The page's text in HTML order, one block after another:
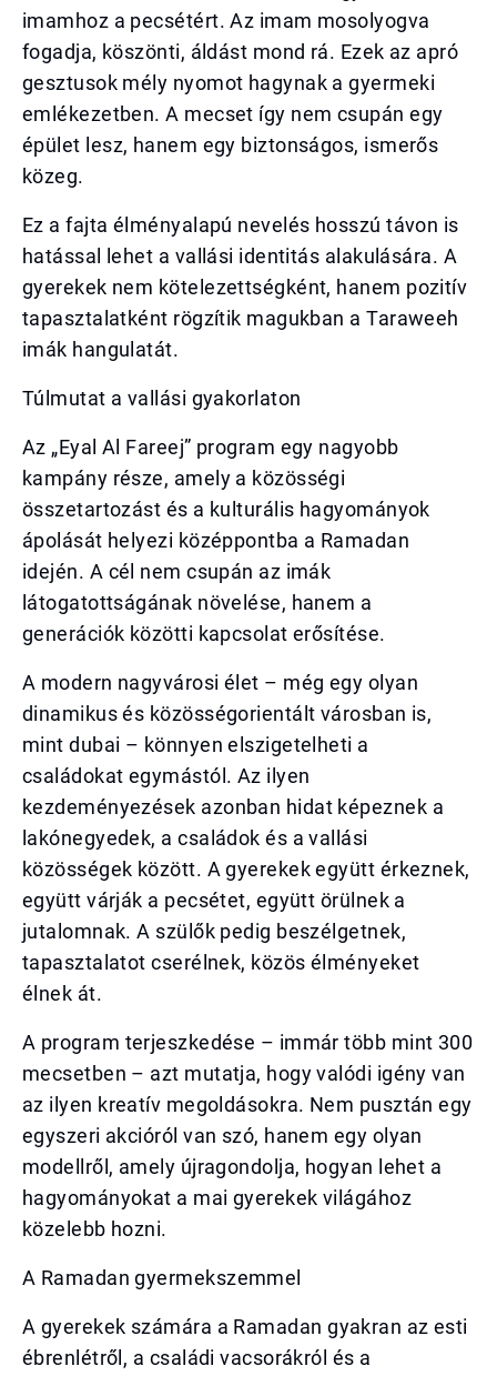
imamhoz a pecsétért. Az imam mosolyogva
fogadja, köszönti, áldást mond rá. Ezek az apró
gesztusok mély nyomot hagynak a gyermeki
emlékezetben. A mecset így nem csupán egy
épület lesz, hanem egy biztonságos, ismerős
közeg.
Ez a fajta élményalapú nevelés hosszú távon is
hatással lehet a vallási identitás alakulására. A
gyerekek nem kötelezettségként, hanem pozitív
tapasztalatként rögzítik magukban a Taraweeh
imák hangulatát.
Túlmutat a vallási gyakorlaton
Az „Eyal Al Fareej” program egy nagyobb
kampány része, amely a közösségi
összetartozást és a kulturális hagyományok
ápolását helyezi középpontba a Ramadan
idején. A cél nem csupán az imák
látogatottságának növelése, hanem a
generációk közötti kapcsolat erősítése.
A modern nagyvárosi élet – még egy olyan
dinamikus és közösségorientált városban is,
mint dubai – könnyen elszigetelheti a
családokat egymástól. Az ilyen
kezdeményezések azonban hidat képeznek a
lakónegyedek, a családok és a vallási
közösségek között. A gyerekek együtt érkeznek,
együtt várják a pecsétet, együtt örülnek a
jutalomnak. A szülők pedig beszélgetnek,
tapasztalatot cserélnek, közös élményeket
élnek át.
A program terjeszkedése – immár több mint 300
mecsetben – azt mutatja, hogy valódi igény van
az ilyen kreatív megoldásokra. Nem pusztán egy
egyszeri akcióról van szó, hanem egy olyan
modellről, amely újragondolja, hogyan lehet a
hagyományokat a mai gyerekek világához
közelebb hozni.
A Ramadan gyermekszemmel
A gyerekek számára a Ramadan gyakran az esti
ébrenlétről, a családi vacsorákról és a